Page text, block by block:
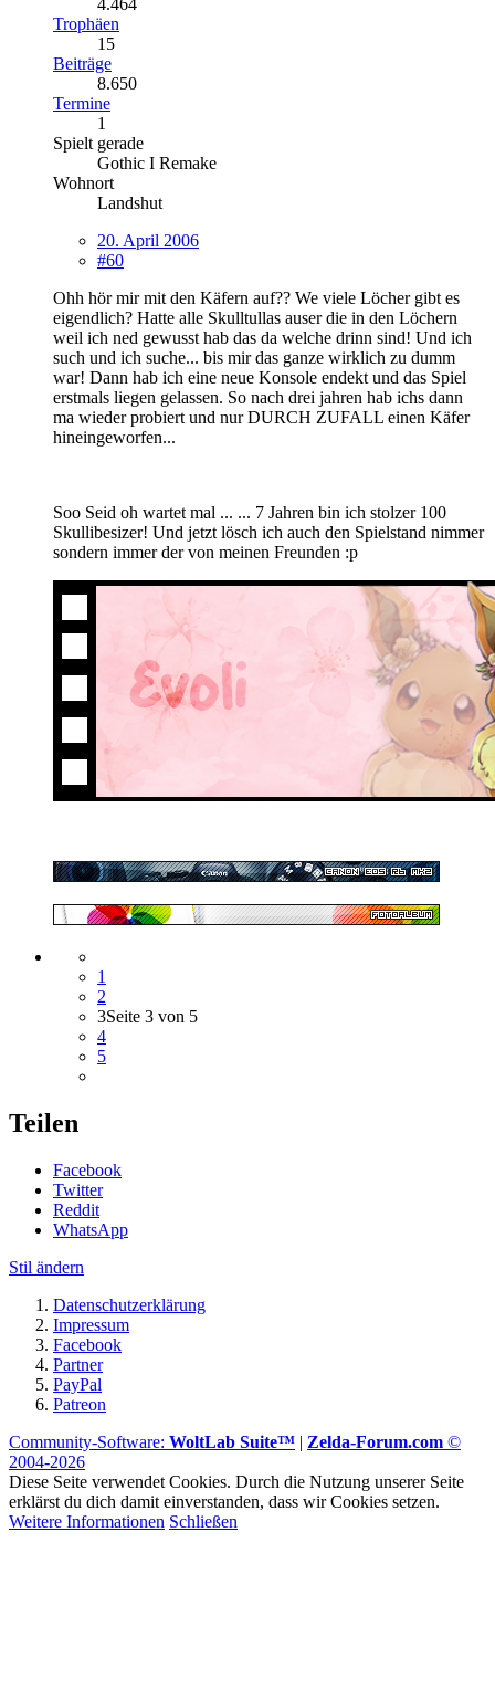
Trophäen
15
Beiträge
8.650
Termine
1
Spielt gerade
Gothic I Remake
Wohnort
Landshut
20. April 2006
#60
Ohh hör mir mit den Käfern auf?? We viele Löcher gibt es
eigendlich? Hatte alle Skulltullas auser die in den Löchern
weil ich ned gewusst hab das da welche drinn sind! Und ich
such und ich suche... bis mir das ganze wirklich zu dumm
war! Dann hab ich eine neue Konsole endekt und das Spiel
erstmals liegen gelassen. So nach drei jahren hab ichs dann
ma wieder probiert und nur DURCH ZUFALL einen Käfer
hineingeworfen...
Soo Seid oh wartet mal ... ... 7 Jahren bin ich stolzer 100
Skullibesizer! Und jetzt lösch ich auch den Spielstand nimmer
sondern immer der von meinen Freunden :p
1
2
3Seite 3 von 5
4
5
Teilen
Facebook
Twitter
Reddit
WhatsApp
Stil ändern
Datenschutzerklärung
Impressum
Facebook
Partner
PayPal
Patreon
Community-Software: WoltLab Suite™ | Zelda-Forum.com ©
2004-2026
Diese Seite verwendet Cookies. Durch die Nutzung unserer Seite
erklärst du dich damit einverstanden, dass wir Cookies setzen.
Weitere Informationen Schließen